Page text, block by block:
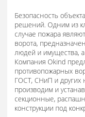
Безопасность
решений. Одним из
случае пожара
ворота,
людей и имущества, а
Компания Okind
противопожарных
ГОСТ, СНиП и других
производим и
секционные,
конструкции под